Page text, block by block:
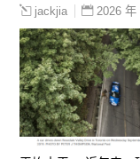
jackjia 2026 年